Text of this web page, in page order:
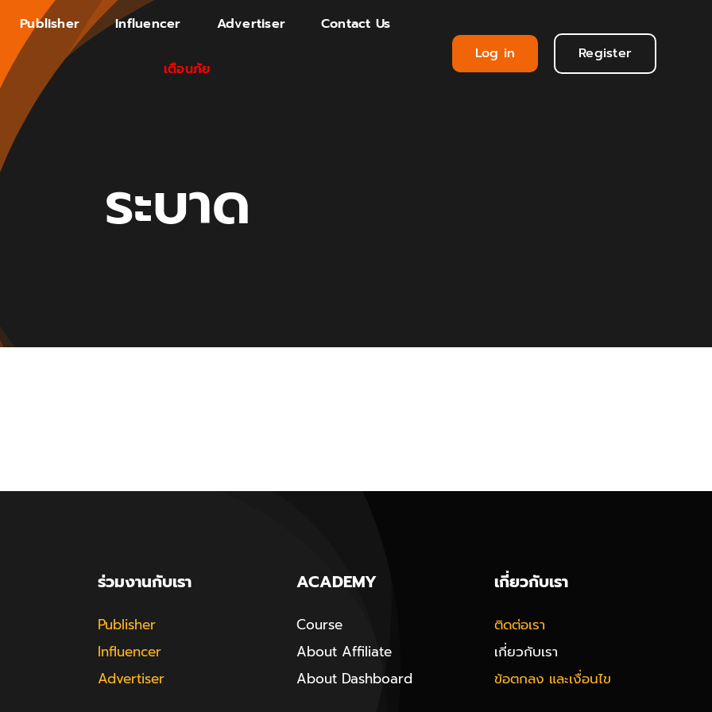
Publisher Influencer Advertiser Contact Us
เตือนภัย
Log in Register
ระบาด
ร่วมงานกับเรา
Publisher
Influencer
Advertiser
ACADEMY
Course
About Affiliate
About Dashboard
เกี่ยวกับเรา
ติดต่อเรา
เกี่ยวกับเรา
ข้อตกลง และเงื่อนไข